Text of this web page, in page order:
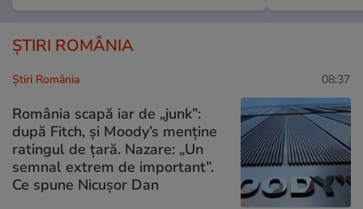
ȘTIRI ROMÂNIA
Știri România 08:37
România scapă iar de „junk”:
după Fitch, și Moody’s menține
ratingul de țară. Nazare: „Un
semnal extrem de important”.
Ce spune Nicușor Dan